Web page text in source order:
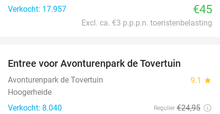
Verkocht: 17.957
€45
Excl. ca. €3 p.p.p.n. toeristenbelasting
Entree voor Avonturenpark de Tovertuin
Avonturenpark de Tovertuin 9.1 star
Hoogerheide
Verkocht: 8.040
Regulier €24,95